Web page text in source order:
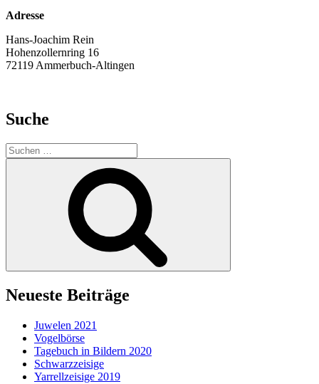
Adresse
Hans-Joachim Rein
Hohenzollernring 16
72119 Ammerbuch-Altingen
Suche
Suche
nach:
Neueste Beiträge
Juwelen 2021
Vogelbörse
Tagebuch in Bildern 2020
Schwarzzeisige
Yarrellzeisige 2019